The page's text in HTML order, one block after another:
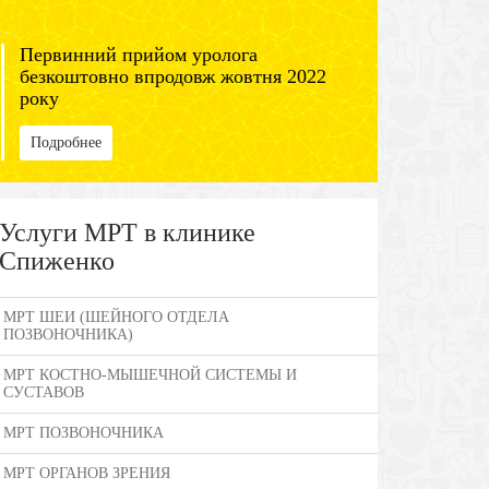
Первинний прийом уролога
безкоштовно впродовж жовтня 2022
року
Подробнее
Услуги МРТ в клинике
Спиженко
МРТ ШЕИ (ШЕЙНОГО ОТДЕЛА
ПОЗВОНОЧНИКА)
МРТ КОСТНО-МЫШЕЧНОЙ СИСТЕМЫ И
СУСТАВОВ
МРТ ПОЗВОНОЧНИКА
МРТ ОРГАНОВ ЗРЕНИЯ